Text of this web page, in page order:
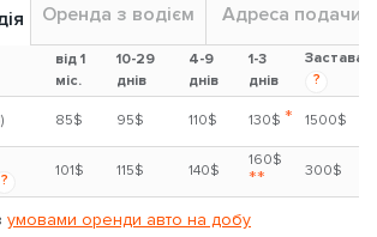
Оренда з водієм Адреса подачи
від 1
міс.
10-29
днів
4-9
днів
1-3
днів
Застава
?
85$ 95$ 110$ 130$ * 1500$
?
101$ 115$ 140$
160$
** 300$
умовами оренди авто на добу